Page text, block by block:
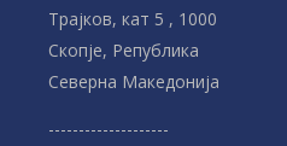
Трајков, кат 5 , 1000
Скопје, Република
Северна Македонијa
--------------------